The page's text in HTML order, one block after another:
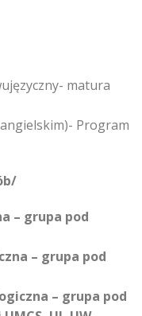
matura
Program
– grupa pod
– grupa pod
– grupa pod